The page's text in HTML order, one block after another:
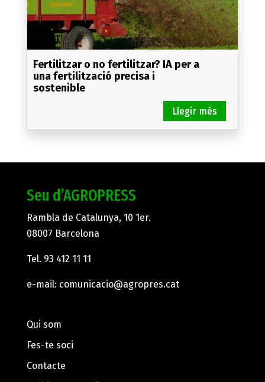
Fertilitzar o no fertilitzar? IA per a
una fertilització precisa i
sostenible
Seu d’AGROPRESS
Rambla de Catalunya, 10 1er.
08007 Barcelona
Tel. 93 412 11 11
e-mail: comunicacio@agropres.cat
Qui som
Fes-te soci
Contacte